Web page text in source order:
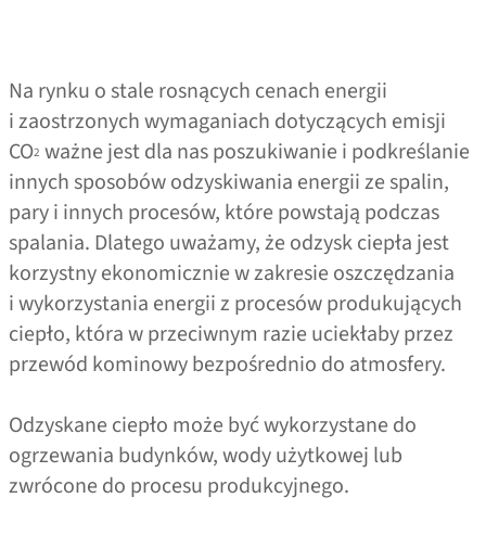
Na rynku o stale rosnących cenach energii
i zaostrzonych wymaganiach dotyczących emisji
CO2 ważne jest dla nas poszukiwanie i podkreślanie
innych sposobów odzyskiwania energii ze spalin,
pary i innych procesów, które powstają podczas
spalania. Dlatego uważamy, że odzysk ciepła jest
korzystny ekonomicznie w zakresie oszczędzania
i wykorzystania energii z procesów produkujących
ciepło, która w przeciwnym razie uciekłaby przez
przewód kominowy bezpośrednio do atmosfery.
Odzyskane ciepło może być wykorzystane do
ogrzewania budynków, wody użytkowej lub
zwrócone do procesu produkcyjnego.